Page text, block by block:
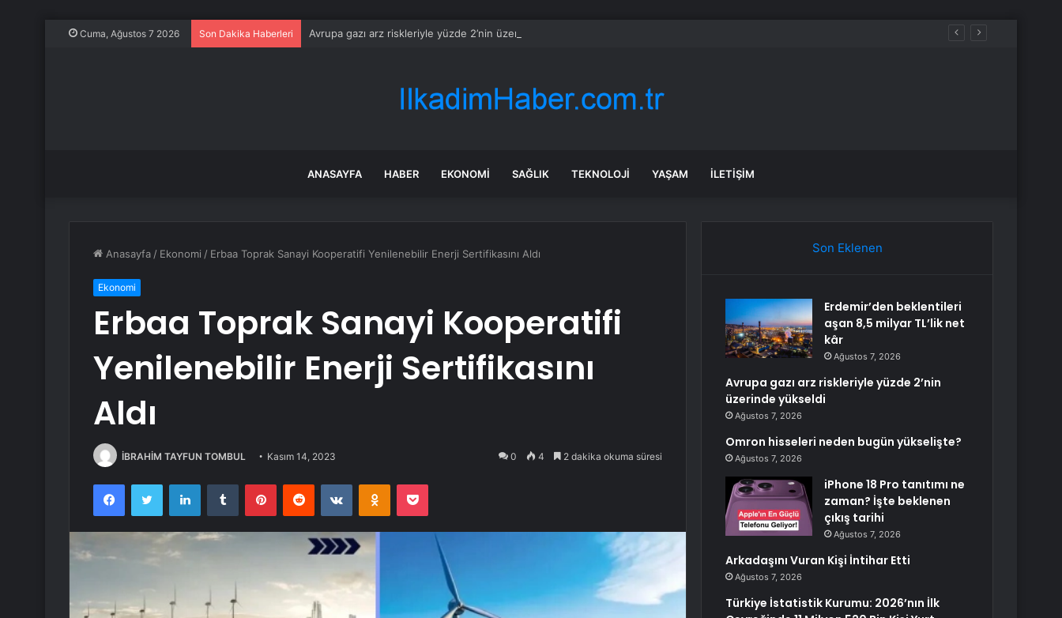
Cuma, Ağustos 7 2026 Son Dakika Haberleri Avrupa gazı arz riskleriyle yüzde 2’nin üzerinde yükseldi
ANASAYFA HABER EKONOMI SAĞLIK TEKNOLOJI YAŞAM İLETIŞIM
Anasayfa / Ekonomi / Erbaa Toprak Sanayi Kooperatifi Yenilenebilir Enerji Sertifikasını Aldı
Ekonomi
Erbaa Toprak Sanayi Kooperatifi
Yenilenebilir Enerji Sertifikasını
Aldı
İBRAHİM TAYFUN TOMBUL Kasım 14, 2023 0 4 2 dakika okuma süresi
FacebookTwitter LinkedInTumblr PinterestReddit VKontakteOdnoklassniki
Pocket
Son Eklenen
Erdemir’den beklentileri
aşan 8,5 milyar TL’lik net
kâr
Ağustos 7, 2026
Avrupa gazı arz riskleriyle yüzde 2’nin
üzerinde yükseldi
Ağustos 7, 2026
Omron hisseleri neden bugün yükselişte?
Ağustos 7, 2026
iPhone 18 Pro tanıtımı ne
zaman? İşte beklenen
çıkış tarihi
Ağustos 7, 2026
Arkadaşını Vuran Kişi İntihar Etti
Ağustos 7, 2026
Türkiye İstatistik Kurumu: 2026’nın İlk